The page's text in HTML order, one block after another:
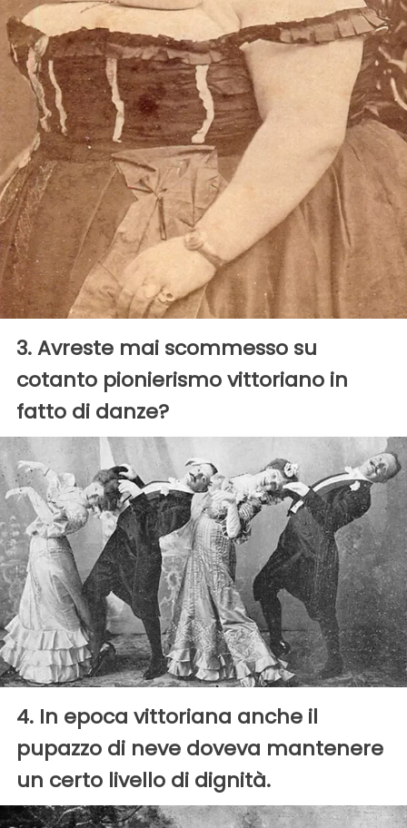
3. Avreste mai scommesso su
cotanto pionierismo vittoriano in
fatto di danze?
4. In epoca vittoriana anche il
pupazzo di neve doveva mantenere
un certo livello di dignità.